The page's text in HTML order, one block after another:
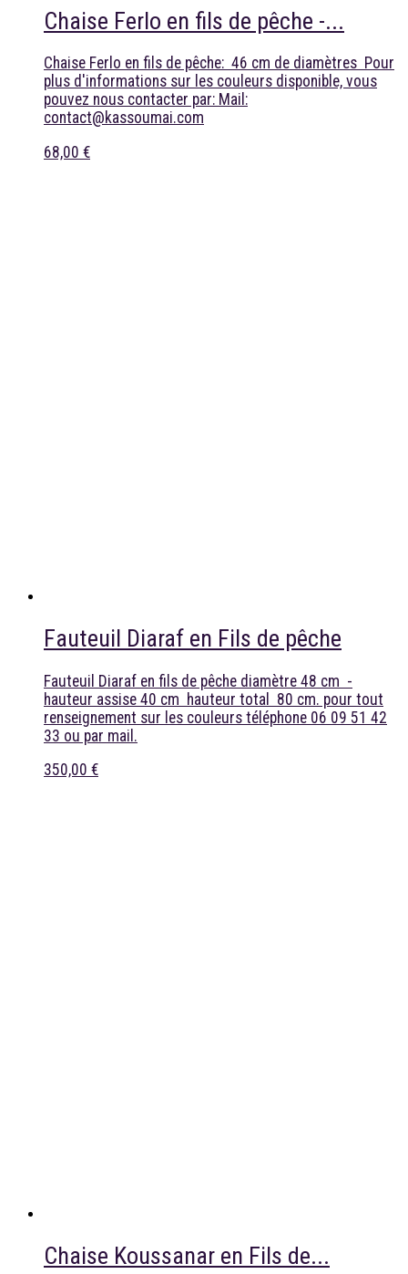
Chaise Ferlo en fils de pêche -...
Chaise Ferlo en fils de pêche: 46 cm de diamètres Pour
plus d'informations sur les couleurs disponible, vous
pouvez nous contacter par: Mail:
contact@kassoumai.com
68,00 €
Fauteuil Diaraf en Fils de pêche
Fauteuil Diaraf en fils de pêche diamètre 48 cm -
hauteur assise 40 cm hauteur total 80 cm. pour tout
renseignement sur les couleurs téléphone 06 09 51 42
33 ou par mail.
350,00 €
Chaise Koussanar en Fils de...